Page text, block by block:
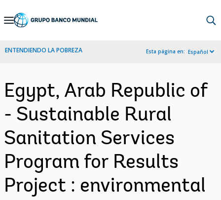
Skip
Navigation
ENTENDIENDO LA POBREZA Esta página en: Español
Egypt, Arab Republic of
- Sustainable Rural
Sanitation Services
Program for Results
Project : environmental